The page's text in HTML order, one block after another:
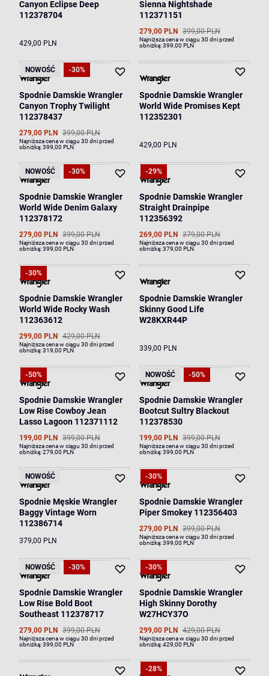
Canyon Eclipse Deep
112378704
429,00 PLN
Sienna Nightshade
112371151
279,00 PLN 399,00 PLN
Najniższa cena w ciągu 30 dni przed
obniżką:399,00 PLN
NOWOŚĆ -30%
Spodnie Damskie Wrangler
Canyon Trophy Twilight
112378437
279,00 PLN 399,00 PLN
Najniższa cena w ciągu 30 dni przed
obniżką:399,00 PLN
Spodnie Damskie Wrangler
World Wide Promises Kept
112352301
429,00 PLN
NOWOŚĆ -30%
Spodnie Damskie Wrangler
World Wide Denim Galaxy
112378172
279,00 PLN 399,00 PLN
Najniższa cena w ciągu 30 dni przed
obniżką:399,00 PLN
-29%
Spodnie Damskie Wrangler
Straight Drainpipe
112356392
269,00 PLN 379,00 PLN
Najniższa cena w ciągu 30 dni przed
obniżką:379,00 PLN
-30%
Spodnie Damskie Wrangler
World Wide Rocky Wash
112363612
299,00 PLN 429,00 PLN
Najniższa cena w ciągu 30 dni przed
obniżką:319,00 PLN
Spodnie Damskie Wrangler
Skinny Good Life
W28KXR44P
339,00 PLN
-50%
Spodnie Damskie Wrangler
Low Rise Cowboy Jean
Lasso Lagoon 112371112
199,00 PLN 399,00 PLN
Najniższa cena w ciągu 30 dni przed
obniżką:279,00 PLN
NOWOŚĆ -50%
Spodnie Damskie Wrangler
Bootcut Sultry Blackout
112378530
199,00 PLN 399,00 PLN
Najniższa cena w ciągu 30 dni przed
obniżką:399,00 PLN
NOWOŚĆ
Spodnie Męskie Wrangler
Baggy Vintage Worn
112386714
379,00 PLN
-30%
Spodnie Damskie Wrangler
Piper Smokey 112356403
279,00 PLN 399,00 PLN
Najniższa cena w ciągu 30 dni przed
obniżką:399,00 PLN
NOWOŚĆ -30%
Spodnie Damskie Wrangler
Low Rise Bold Boot
Southeast 112378717
279,00 PLN 399,00 PLN
Najniższa cena w ciągu 30 dni przed
obniżką:399,00 PLN
-30%
Spodnie Damskie Wrangler
High Skinny Dorothy
W27HCY37O
299,00 PLN 429,00 PLN
Najniższa cena w ciągu 30 dni przed
obniżką:429,00 PLN
-28%